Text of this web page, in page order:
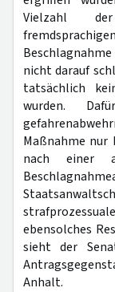
Vielzahl
nicht darauf
tatsächlich
wurden.
Maßnahme
nach einer
ebensolches
sieht der
Anhalt.